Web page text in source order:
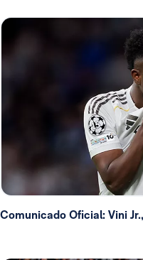
Comunicado Oficial: Vini